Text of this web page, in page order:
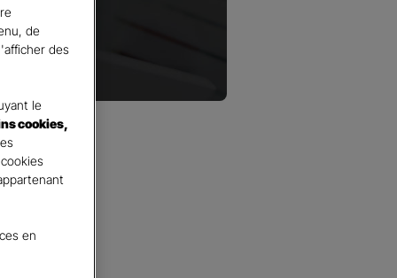
de
des
le
cookies,
en